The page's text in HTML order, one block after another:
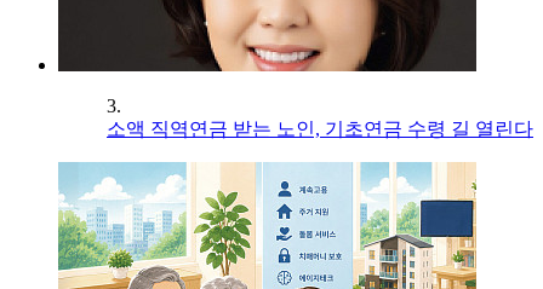
3.
소액 직역연금 받는 노인, 기초연금 수령 길 열린다